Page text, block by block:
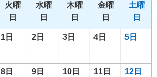
火曜
日
水曜
日
木曜
日
金曜
日
土曜
日
1日 2日 3日 4日 5日
8日 9日 10日 11日 12日